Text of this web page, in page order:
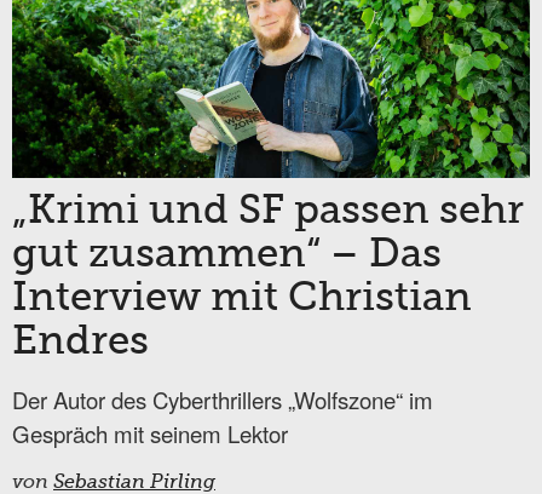
„Krimi und SF passen sehr
gut zusammen“ – Das
Interview mit Christian
Endres
Der Autor des Cyberthrillers „Wolfszone“ im
Gespräch mit seinem Lektor
von Sebastian Pirling